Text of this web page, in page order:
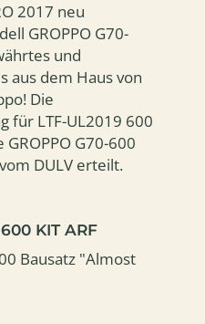
2017 neu
GROPPO G70-
und
aus dem Haus von
Die
für LTF-UL2019 600
G70-600
DULV erteilt.
KIT ARF
Bausatz "Almost